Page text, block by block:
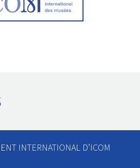
INTERNATIONAL D’ICOM